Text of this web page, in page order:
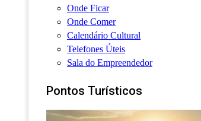
Onde Ficar
Onde Comer
Calendário Cultural
Telefones Úteis
Sala do Empreendedor
Pontos Turísticos